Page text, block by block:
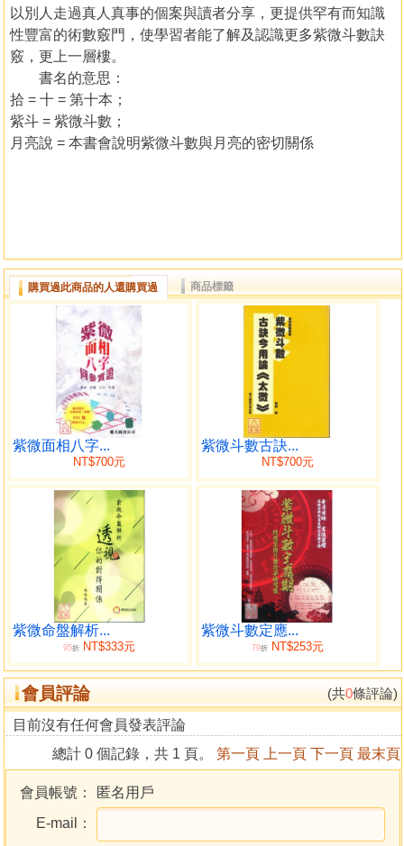
以別人走過真人真事的個案與讀者分享，更提供罕有而知識
性豐富的術數竅門，使學習者能了解及認識更多紫微斗數訣
竅，更上一層樓。
書名的意思：
拾 = 十 = 第十本；
紫斗 = 紫微斗數；
月亮說 = 本書會說明紫微斗數與月亮的密切關係
購買過此商品的人還購買過 商品標籤
紫微面相八字...
NT$700元
紫微斗數古訣...
NT$700元
紫微命盤解析...
95折 NT$333元
紫微斗數定應...
79折NT$253元
會員評論 (共0條評論)
目前沒有任何會員發表評論
總計 0 個記錄，共 1 頁。 第一頁 上一頁 下一頁 最末頁
會員帳號：
匿名用戶
E-mail：